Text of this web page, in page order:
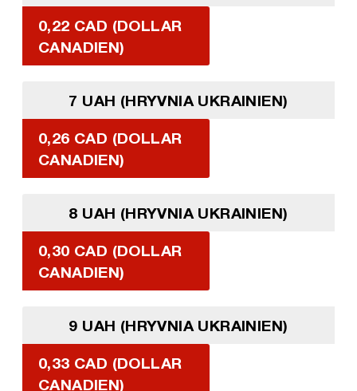
0,22 CAD (DOLLAR
CANADIEN)
7 UAH (HRYVNIA UKRAINIEN)
0,26 CAD (DOLLAR
CANADIEN)
8 UAH (HRYVNIA UKRAINIEN)
0,30 CAD (DOLLAR
CANADIEN)
9 UAH (HRYVNIA UKRAINIEN)
0,33 CAD (DOLLAR
CANADIEN)